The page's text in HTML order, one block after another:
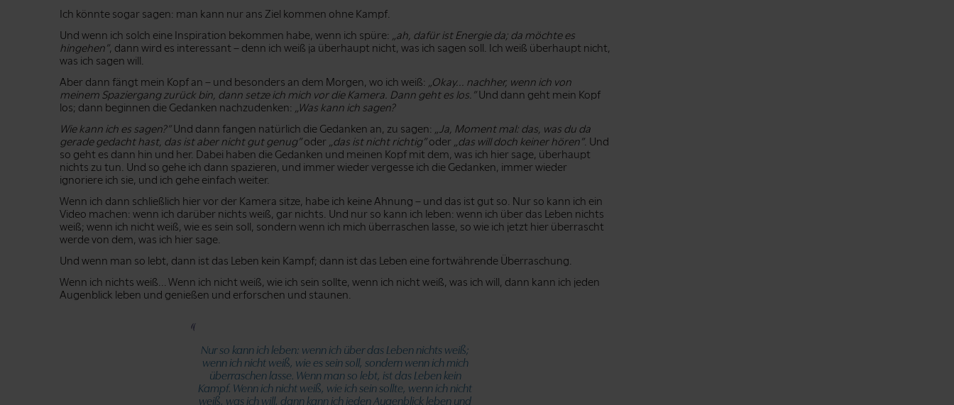
Ich könnte sogar sagen: man kann nur ans Ziel kommen ohne Kampf.
Und wenn ich solch eine Inspiration bekommen habe, wenn ich spüre:
„ah, dafür ist Energie da; da möchte es
hingehen”, dann wird es interessant – denn ich weiß ja überhaupt nicht, was ich sagen soll. Ich weiß überhaupt nicht,
was ich sagen will.
Aber dann fängt mein Kopf an – und besonders an dem Morgen, wo ich weiß:
„Okay... nachher, wenn ich von
meinem Spaziergang zurück bin, dann setze ich mich vor die Kamera. Dann geht es los.”Und dann geht mein Kopf
los; dann beginnen die Gedanken nachzudenken:
„Was kann ich sagen?
Wie kann ich es sagen?”Und dann fangen natürlich die Gedanken an, zu sagen:
„Ja, Moment mal: das, was du da
gerade gedacht hast, das ist aber nicht gut genug”oder „das ist nicht richtig”oder „das will doch keiner hören”. Und
so geht es dann hin und her. Dabei haben die Gedanken und meinen Kopf mit dem, was ich hier sage, überhaupt
nichts zu tun. Und so gehe ich dann spazieren, und immer wieder vergesse ich die Gedanken, immer wieder
ignoriere ich sie, und ich gehe einfach weiter.
Wenn ich dann schließlich hier vor der Kamera sitze, habe ich keine Ahnung – und das ist gut so. Nur so kann ich ein
Video machen: wenn ich darüber nichts weiß, gar nichts. Und nur so kann ich leben: wenn ich über das Leben nichts
weiß; wenn ich nicht weiß, wie es sein soll, sondern wenn ich mich überraschen lasse, so wie ich jetzt hier überrascht
werde von dem, was ich hier sage.
Und wenn man so lebt, dann ist das Leben kein Kampf; dann ist das Leben eine fortwährende Überraschung.
Wenn ich nichts weiß... Wenn ich nicht weiß, wie ich sein sollte, wenn ich nicht weiß, was ich will, dann kann ich jeden
Augenblick leben und genießen und erforschen und staunen.
Nur so kann ich leben: wenn ich über das Leben nichts weiß;
wenn ich nicht weiß, wie es sein soll, sondern wenn ich mich
überraschen lasse. Wenn man so lebt, ist das Leben kein
Kampf. Wenn ich nicht weiß, wie ich sein sollte, wenn ich nicht
weiß, was ich will, dann kann ich jeden Augenblick leben und